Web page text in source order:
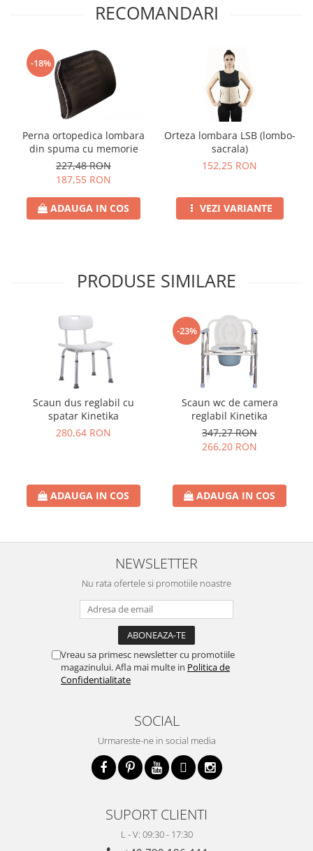
RECOMANDARI
-18%
Perna ortopedica lombara
din spuma cu memorie
227,48 RON
187,55 RON
ADAUGA IN COS
Orteza lombara LSB (lombo-
sacrala)
152,25 RON
VEZI VARIANTE
PRODUSE SIMILARE
Scaun dus reglabil cu
spatar Kinetika
280,64 RON
ADAUGA IN COS
-23%
Scaun wc de camera
reglabil Kinetika
347,27 RON
266,20 RON
ADAUGA IN COS
NEWSLETTER
Nu rata ofertele si promotiile noastre
Vreau sa primesc newsletter cu promotiile
magazinului. Afla mai multe in Politica de
Confidentialitate
SOCIAL
Urmareste-ne in social media
SUPORT CLIENTI
L - V: 09:30 - 17:30